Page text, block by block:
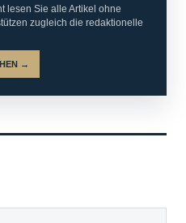
lesen Sie alle Artikel ohne
zugleich die redaktionelle
→